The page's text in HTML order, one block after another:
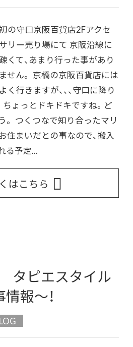
の守口京阪百貨店2Fアクセ
サリー売り場にて 京阪沿線に
くて、あまり行った事があり
ません。 京橋の京阪百貨店には
よく行きますが、、、守口に降り
ちょっとドキドキですね。ど
。 つくつなで知り合ったマリ
住まいだとの事なので、搬入
る予定...
はこちら
タピエスタイル
報〜！